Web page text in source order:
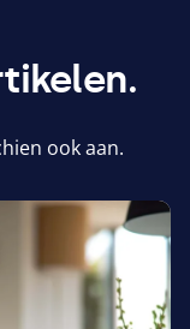
ook aan.